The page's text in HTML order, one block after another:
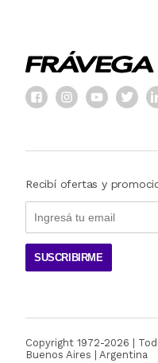
Recibí ofertas y
SUSCRIBIRME
Copyright 1972-2026 |
Buenos Aires | Argentina